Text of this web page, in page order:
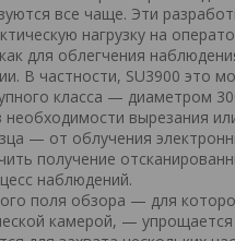
все чаще. Эти
нагрузку на
для облегчения
В частности, SU3900 это
класса — диаметром
вырезания
— от облучения
получение
наблюдений.
поля обзора — для
камерой, —